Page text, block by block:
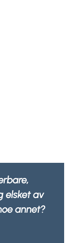
elsket av
annet?